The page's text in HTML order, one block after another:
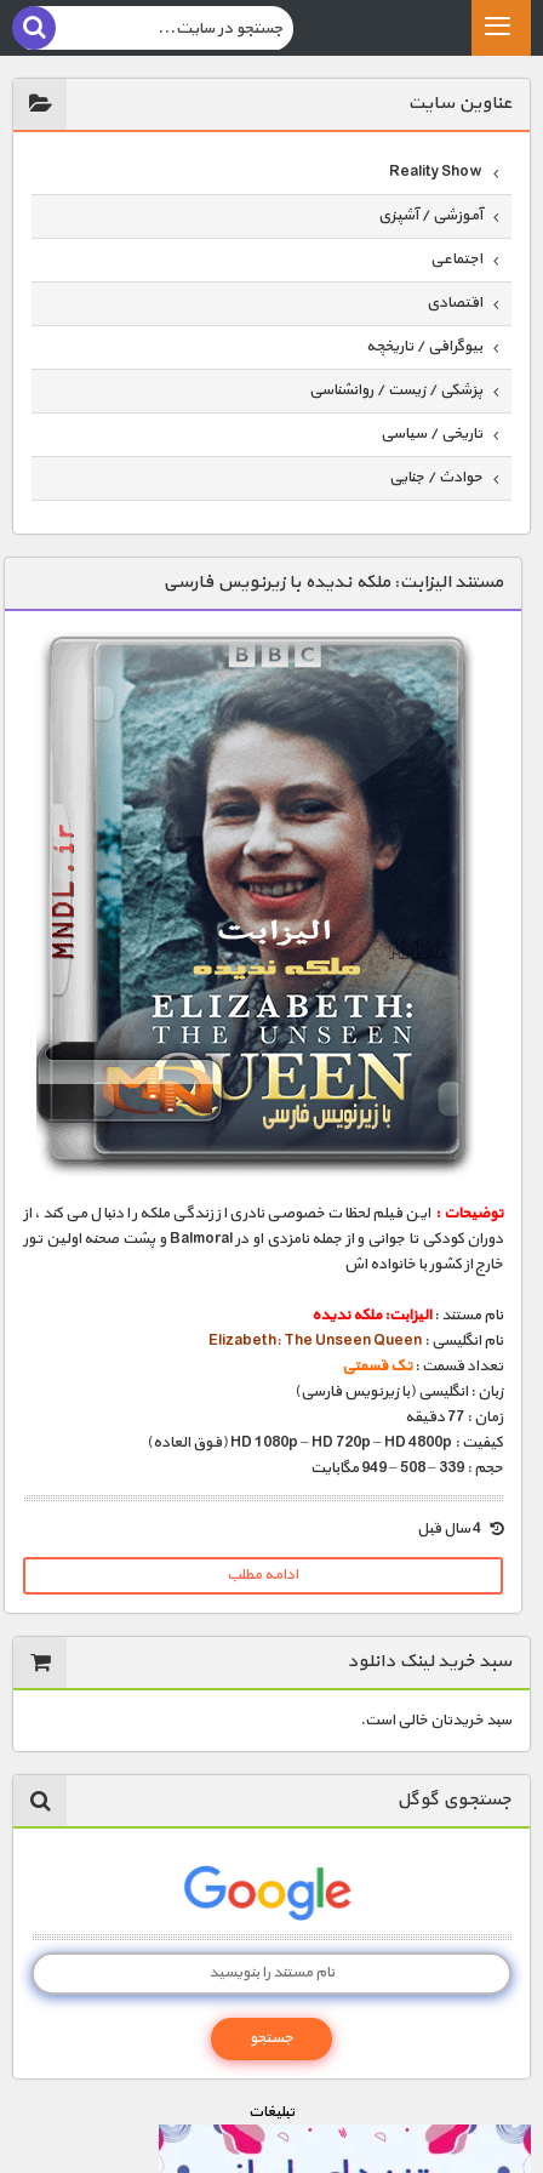
عناوين سايت
Reality Show
آموزشی / آشپزی
اجتماعی
اقتصادی
بیوگرافی / تاریخچه
پزشکی / زیست / روانشناسی
تاریخی / سیاسی
حوادث / جنایی
دنیای خوراکی ها
زمین شناسی / محیط زیست
سازه/ معماری/ مهندسی
سرگرمی
شناخت کودکان
طبیعت
فرهنگ / هنر
گردشگری
ماورایی
مسابقات / ورزشی
مستند های اختصاصی
مستند الیزابت: ملکه ندیده با زیرنویس فارسی
توضیحات :این فیلم لحظات خصوصی نادری از زندگی ملکه را دنبال می کند، از
دوران کودکی تا جوانی و از جمله نامزدی او در Balmoral و پشت صحنه اولین تور
خارج از کشور با خانواده اش
نام مستند :الیزابت: ملکه ندیده
نام انگلیسی : Elizabeth: The Unseen Queen
تعداد قسمت :تک قسمتی
زبان : انگلیسی (با زیرنویس فارسی)
زمان : 77 دقیقه
کیفیت : HD 1080p – HD 720p – HD 4800p (فوق العاده)
حجم : 339 – 508 – 949 مگابایت
ادامه مطلب
سبد خرید لینک دانلود
سبد خریدتان خالی است.
جستجوی گوگل
تبليغات